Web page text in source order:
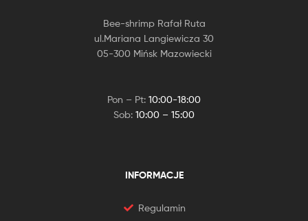
Bee-shrimp Rafał Ruta
ul.Mariana Langiewicza 30
05-300 Mińsk Mazowiecki
Pon – Pt: 10:00-18:00
Sob: 10:00 – 15:00
INFORMACJE
Regulamin